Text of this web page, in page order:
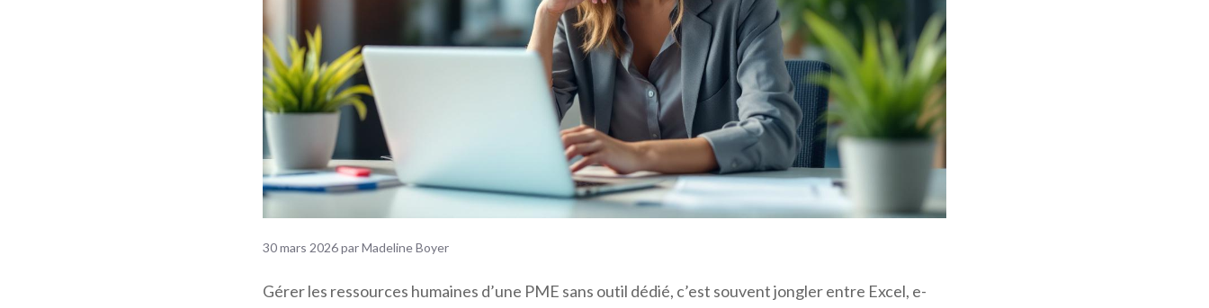
30 mars 2026parMadeline Boyer
Gérer les ressources humaines d’une PME sans outil dédié, c’est souvent jongler entre Excel, e-